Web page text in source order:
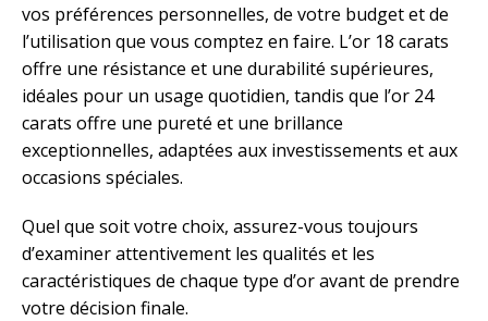
vos préférences personnelles, de votre budget et de
l’utilisation que vous comptez en faire. L’or 18 carats
offre une résistance et une durabilité supérieures,
idéales pour un usage quotidien, tandis que l’or 24
carats offre une pureté et une brillance
exceptionnelles, adaptées aux investissements et aux
occasions spéciales.
Quel que soit votre choix, assurez-vous toujours
d’examiner attentivement les qualités et les
caractéristiques de chaque type d’or avant de prendre
votre décision finale.